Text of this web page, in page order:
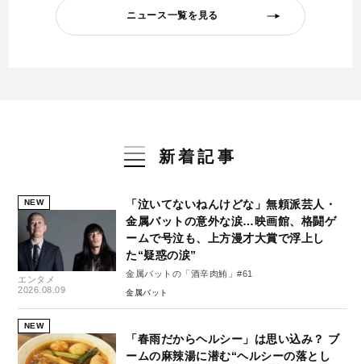
ニュース一覧を見る
新着記事
NEW
エンタメ
2026.08.09
「泣いてないねんけどな」無頼派芸人・
金属バットの意外な涙…映画館、格闘ゲ
ームで号泣も、上方漫才大賞で浮上し
た“疑惑の涙”
金属バットの「酒辛肉鮪」#61
金属バット
NEW
「春雨だからヘルシー」は思い込み？ ブ
ームの麻辣湯に潜む“ヘルシーの落とし